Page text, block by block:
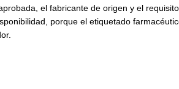
el fabricante de origen y el
porque el etiquetado